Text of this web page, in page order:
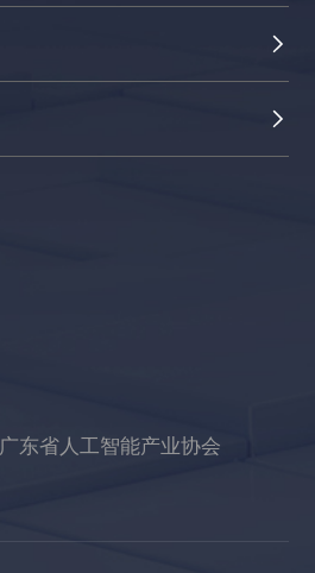
广东省人工智能产业协会